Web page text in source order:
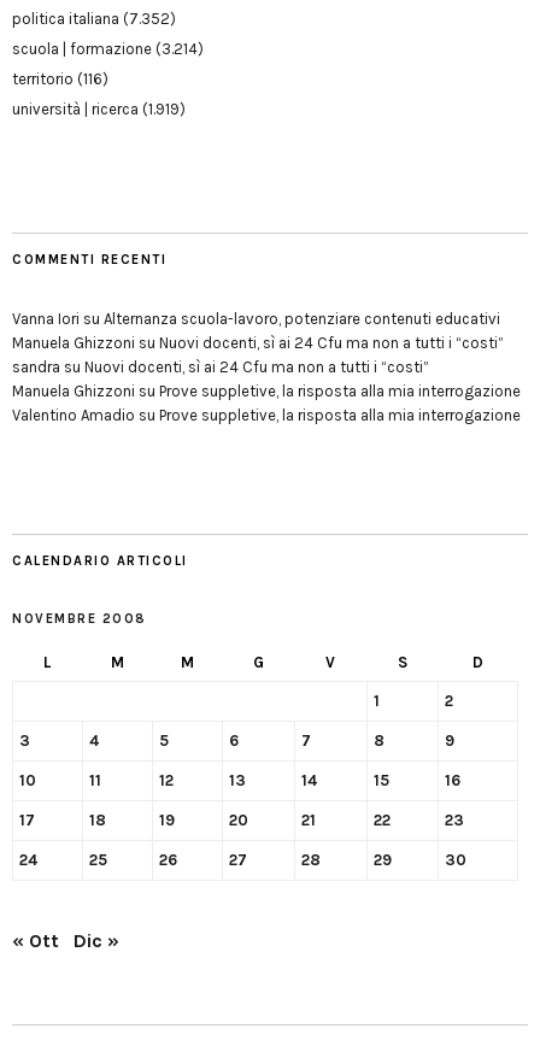
politica italiana (7.352)
scuola | formazione (3.214)
territorio (116)
università | ricerca (1.919)
COMMENTI RECENTI
Vanna Iori su Alternanza scuola-lavoro, potenziare contenuti educativi
Manuela Ghizzoni su Nuovi docenti, sì ai 24 Cfu ma non a tutti i “costi”
sandra su Nuovi docenti, sì ai 24 Cfu ma non a tutti i “costi”
Manuela Ghizzoni su Prove suppletive, la risposta alla mia interrogazione
Valentino Amadio su Prove suppletive, la risposta alla mia interrogazione
CALENDARIO ARTICOLI
NOVEMBRE 2008
L M M G V S D
1 2
3 4 5 6 7 8 9
10 11 12 13 14 15 16
17 18 19 20 21 22 23
24 25 26 27 28 29 30
« Ott Dic »